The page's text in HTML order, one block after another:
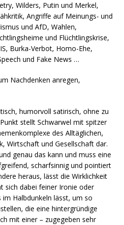
Wilders, Putin und Merkel,
Angriffe auf Meinungs- und
und AfD, Wahlen,
und Flüchtlingskrise,
Burka-Verbot, Homo-Ehe,
und Fake News …
Nachdenken anregen,
humorvoll satirisch, ohne zu
stellt Schwarwel mit spitzer
des Alltäglichen,
Wirtschaft und Gesellschaft dar.
genau das kann und muss eine
scharfsinnig und pointiert
heraus, lässt die Wirklichkeit
sich dabei feiner Ironie oder
Halbdunkeln lässt, um so
die eine hintergründige
mit einer – zugegeben sehr